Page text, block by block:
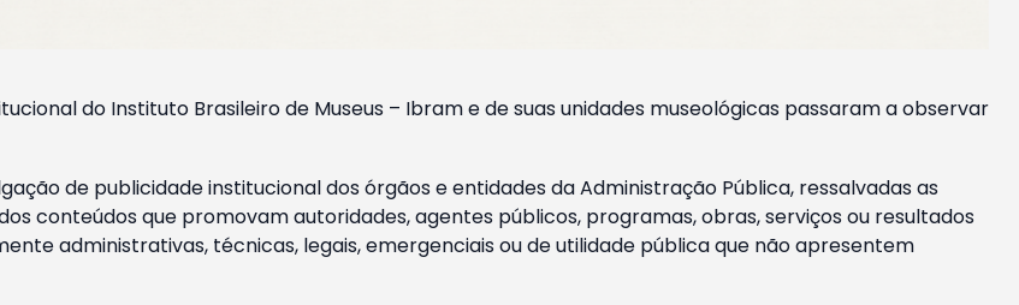
do Instituto Brasileiro de Museus – Ibram e de suas unidades museológicas passaram a observar
de publicidade institucional dos órgãos e entidades da Administração Pública, ressalvadas as
conteúdos que promovam autoridades, agentes públicos, programas, obras, serviços ou resultados
administrativas, técnicas, legais, emergenciais ou de utilidade pública que não apresentem